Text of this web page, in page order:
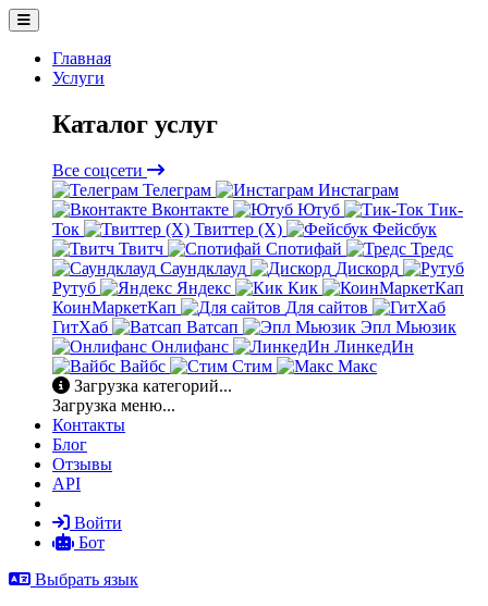
Главная
Услуги
Каталог услуг
Все соцсети
Телеграм
Инстаграм
Вконтакте
Ютуб
Тик-
Ток
Твиттер (X)
Фейсбук
Твитч
Спотифай
Тредс
Саундклауд
Дискорд
Рутуб
Яндекс
Кик
КоинМаркетКап
Для сайтов
ГитХаб
Ватсап
Эпл Мьюзик
Онлифанс
ЛинкедИн
Вайбс
Стим
Макс
Загрузка категорий...
Загрузка меню...
Контакты
Блог
Отзывы
API
Войти
Бот
Выбрать язык